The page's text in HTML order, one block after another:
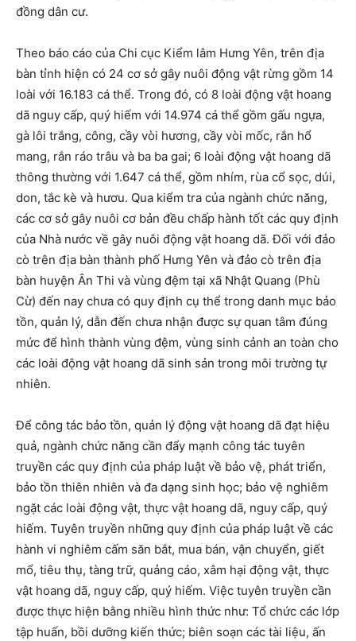
đồng dân cư.
Theo báo cáo của Chi cục Kiểm lâm Hưng Yên, trên địa
bàn tỉnh hiện có 24 cơ sở gây nuôi động vật rừng gồm 14
loài với 16.183 cá thể. Trong đó, có 8 loài động vật hoang
dã nguy cấp, quý hiếm với 14.974 cá thể gồm gấu ngựa,
gà lôi trắng, công, cầy vòi hương, cầy vòi mốc, rắn hổ
mang, rắn ráo trâu và ba ba gai; 6 loài động vật hoang dã
thông thường với 1.647 cá thể, gồm nhím, rùa cổ sọc, dúi,
don, tắc kè và hươu. Qua kiểm tra của ngành chức năng,
các cơ sở gây nuôi cơ bản đều chấp hành tốt các quy định
của Nhà nước về gây nuôi động vật hoang dã. Đối với đảo
cò trên địa bàn thành phố Hưng Yên và đảo cò trên địa
bàn huyện Ân Thi và vùng đệm tại xã Nhật Quang (Phù
Cừ) đến nay chưa có quy định cụ thể trong danh mục bảo
tồn, quản lý, dẫn đến chưa nhận được sự quan tâm đúng
mức để hình thành vùng đệm, vùng sinh cảnh an toàn cho
các loài động vật hoang dã sinh sản trong môi trường tự
nhiên.
Để công tác bảo tồn, quản lý động vật hoang dã đạt hiệu
quả, ngành chức năng cần đẩy mạnh công tác tuyên
truyền các quy định của pháp luật về bảo vệ, phát triển,
bảo tồn thiên nhiên và đa dạng sinh học; bảo vệ nghiêm
ngặt các loài động vật, thực vật hoang dã, nguy cấp, quý
hiếm. Tuyên truyền những quy định của pháp luật về các
hành vi nghiêm cấm săn bắt, mua bán, vận chuyển, giết
mổ, tiêu thụ, tàng trữ, quảng cáo, xâm hại động vật, thực
vật hoang dã, nguy cấp, quý hiếm. Việc tuyên truyền cần
được thực hiện bằng nhiều hình thức như: Tổ chức các lớp
tập huấn, bồi dưỡng kiến thức; biên soạn các tài liệu, ấn